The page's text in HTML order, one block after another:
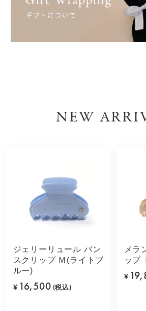
NEW
ジェリーリュール バン
スクリップ Ｍ(ライトブ
ルー)
¥ 16,500 (税込)
メラ
ップ
¥